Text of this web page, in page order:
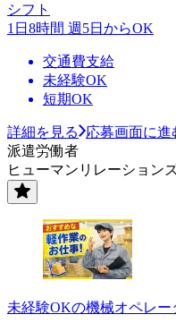
シフト
1日8時間 週5日からOK
交通費支給
未経験OK
短期OK
詳細を見る
応募画面に進
派遣労働者
ヒューマンリレーション
未経験OKの機械オペレ